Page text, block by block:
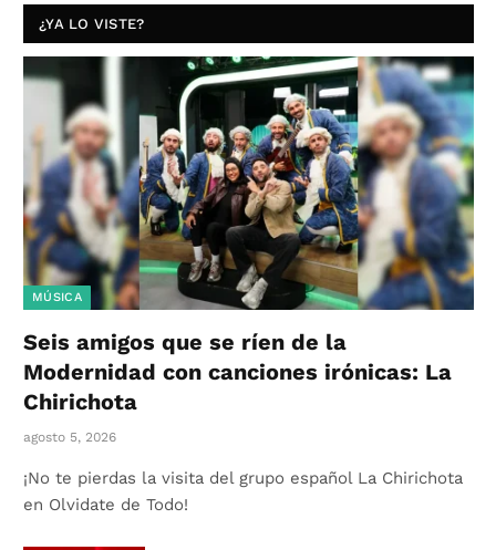
¿YA LO VISTE?
MÚSICA
Seis amigos que se ríen de la
Modernidad con canciones irónicas: La
Chirichota
agosto 5, 2026
¡No te pierdas la visita del grupo español La Chirichota
en Olvidate de Todo!